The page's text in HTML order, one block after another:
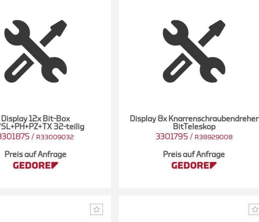
Display 12x Bit-Box
32-teilig
/ R33009032
Preis auf Anfrage
Display 8x Knarrenschraubendreher
BitTeleskop
3301795 / R38929008
Preis auf Anfrage